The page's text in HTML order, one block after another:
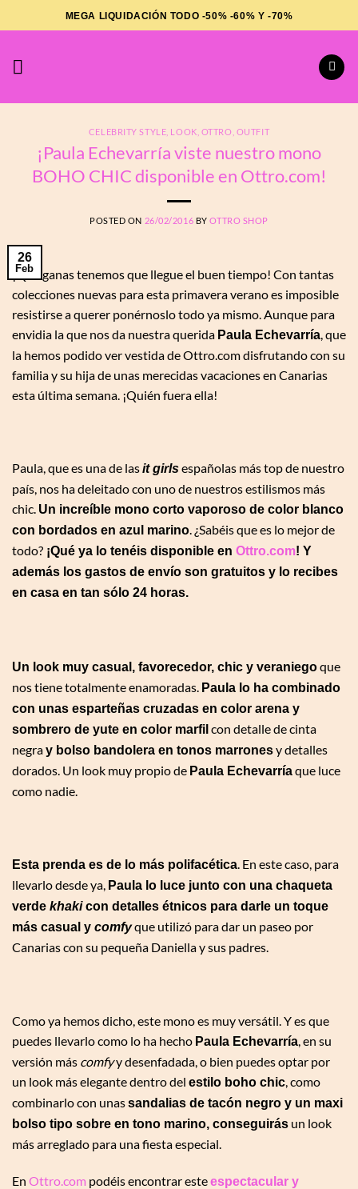
al
MEGA LIQUIDACIÓN TODO -50% -60% Y -70%
CELEBRITY STYLE LOOK OTTRO OUTFIT
¡Paula Echevarría viste nuestro mono
BOHO CHIC disponible en Ottro.com!
POSTED ON 26/02/2016 BYOTTRO SHOP
26
Feb
¡Qué ganas tenemos que llegue el buen tiempo! Con tantas
colecciones nuevas para esta primavera verano es imposible
resistirse a querer ponérnoslo todo ya mismo. Aunque para
envidia la que nos da nuestra querida Paula Echevarría , que
la hemos podido ver vestida de Ottro.com disfrutando con su
familia y su hija de unas merecidas vacaciones en Canarias
esta última semana. ¡Quién fuera ella!
Paula, que es una de lasit girlsespañolas más top de nuestro
país, nos ha deleitado con uno de nuestros estilismos más
chic. Un increíble mono corto vaporoso de color blanco
con bordados en azul marino. ¿Sabéis que es lo mejor de
todo? ¡Qué ya lo tenéis disponible en Ottro.com! Y
además los gastos de envío son gratuitos y lo recibes
en casa en tan sólo 24 horas.
Un look muy casual, favorecedor, chic y veraniegoque
nos tiene totalmente enamoradas. Paula lo ha combinado
con unas esparteñas cruzadas en color arena y
sombrero de yute en color marfil con detalle de cinta
negray bolso bandolera en tonos marronesy detalles
dorados. Un look muy propio de Paula Echevarríaque luce
como nadie.
Esta prenda es de lo más polifacética. En este caso, para
llevarlo desde ya, Paula lo luce junto con una chaqueta
verde khakicon detalles étnicos para darle un toque
más casual y comfyque utilizó para dar un paseo por
Canarias con su pequeña Daniella y sus padres.
Como ya hemos dicho, este mono es muy versátil. Y es que
puedes llevarlo como lo ha hecho Paula Echevarría, en su
versión más comfyy desenfadada, o bien puedes optar por
un look más elegante dentro del estilo boho chic, como
combinarlo con unassandalias de tacón negro y un maxi
bolso tipo sobre en tono marino, conseguirás un look
más arreglado para una fiesta especial.
En Ottro.com podéis encontrar esteespectacular y